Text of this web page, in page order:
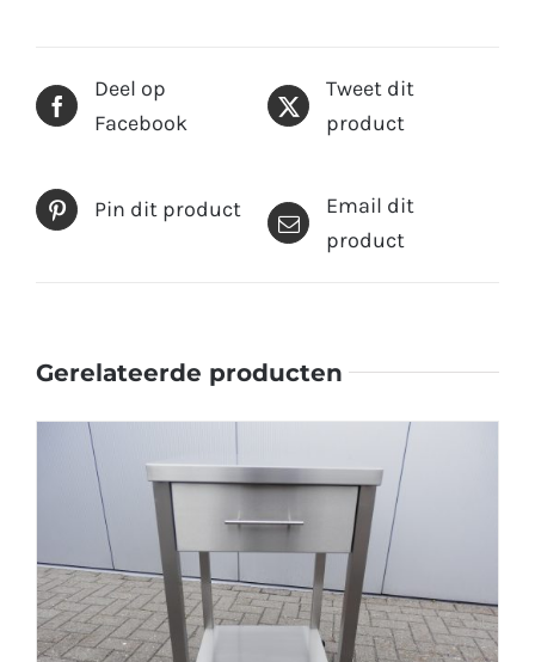
Deel op
Facebook
Tweet dit
product
Pin dit product
Email dit
product
Gerelateerde producten